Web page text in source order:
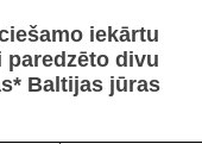
iekārtu
divu
Baltijas jūras